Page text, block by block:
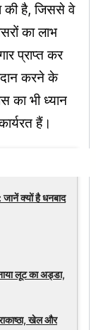
की है, जिससे वे
का लाभ
प्राप्त कर
करने के
का भी ध्यान
हैं।
क्यों है धनबाद
लूट का अड्डा,
खेल और